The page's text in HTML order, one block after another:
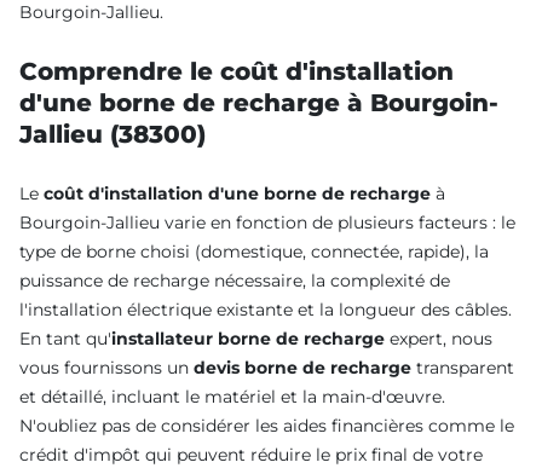
Bourgoin-Jallieu.
Comprendre le coût d'installation
d'une borne de recharge à Bourgoin-
Jallieu (38300)
Le coût d'installation d'une borne de recharge à
Bourgoin-Jallieu varie en fonction de plusieurs facteurs : le
type de borne choisi (domestique, connectée, rapide), la
puissance de recharge nécessaire, la complexité de
l'installation électrique existante et la longueur des câbles.
En tant qu'installateur borne de recharge expert, nous
vous fournissons un devis borne de recharge transparent
et détaillé, incluant le matériel et la main-d'œuvre.
N'oubliez pas de considérer les aides financières comme le
crédit d'impôt qui peuvent réduire le prix final de votre